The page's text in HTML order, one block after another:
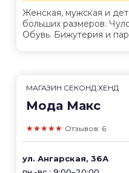
Женская, мужская и
больших размеров.
Обувь. Бижутерия и
МАГАЗИН СЕКОНД ХЕНД
Мода Макс
★★★★★ Отзывов: 6
ул. Ангарская, 36А